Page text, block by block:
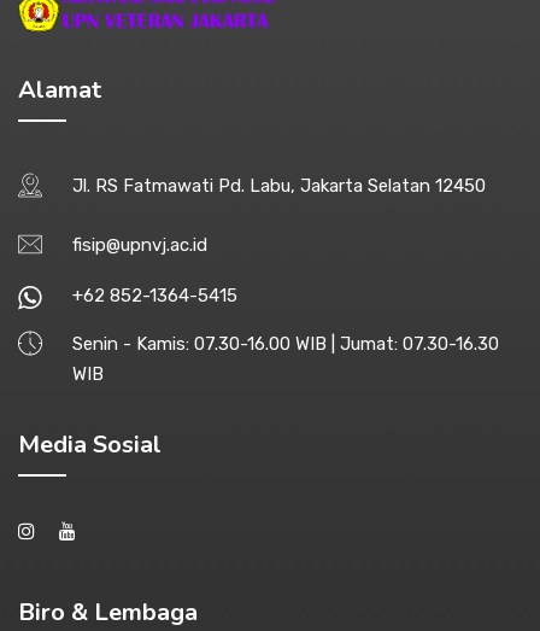
Alamat
Jl. RS Fatmawati Pd. Labu, Jakarta Selatan 12450
fisip@upnvj.ac.id
+62 852-1364-5415
Senin - Kamis: 07.30-16.00 WIB | Jumat: 07.30-16.30
WIB
Media Sosial
Biro & Lembaga